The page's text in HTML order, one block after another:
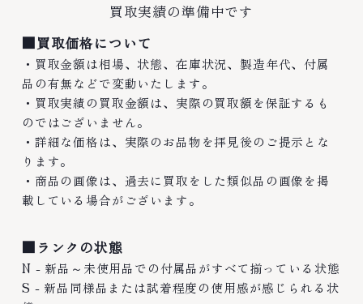
買取実績の準備中です
■買取価格について
・買取金額は相場、状態、在庫状況、製造年代、付属
品の有無などで変動いたします。
・買取実績の買取金額は、実際の買取額を保証するも
のではございません。
・詳細な価格は、実際のお品物を拝見後のご提示とな
ります。
・商品の画像は、過去に買取をした類似品の画像を掲
載している場合がございます。
■ランクの状態
N - 新品～未使用品での付属品がすべて揃っている状態
S - 新品同様品または試着程度の使用感が感じられる状